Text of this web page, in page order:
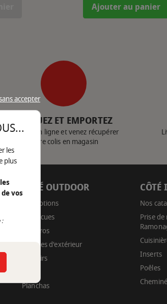
Ajouter au panier
CLIQUEZ ET EMPORTEZ
Achetez en ligne et venez récupérer
votre colis en magasin
CÔTÉ OUTDOOR
Promotions
Barbecues
Braseros
Cuisines d'extérieur
Fumoirs
Planchas
CÔTÉ
Nos
Prise
Inserts
Poêles
accepter
les
plus
vos
: